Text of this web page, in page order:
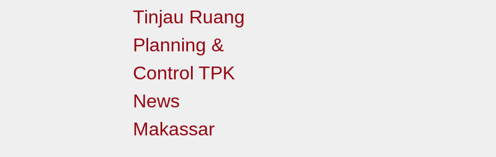
Tinjau Ruang
Planning &
Control TPK
News
Makassar